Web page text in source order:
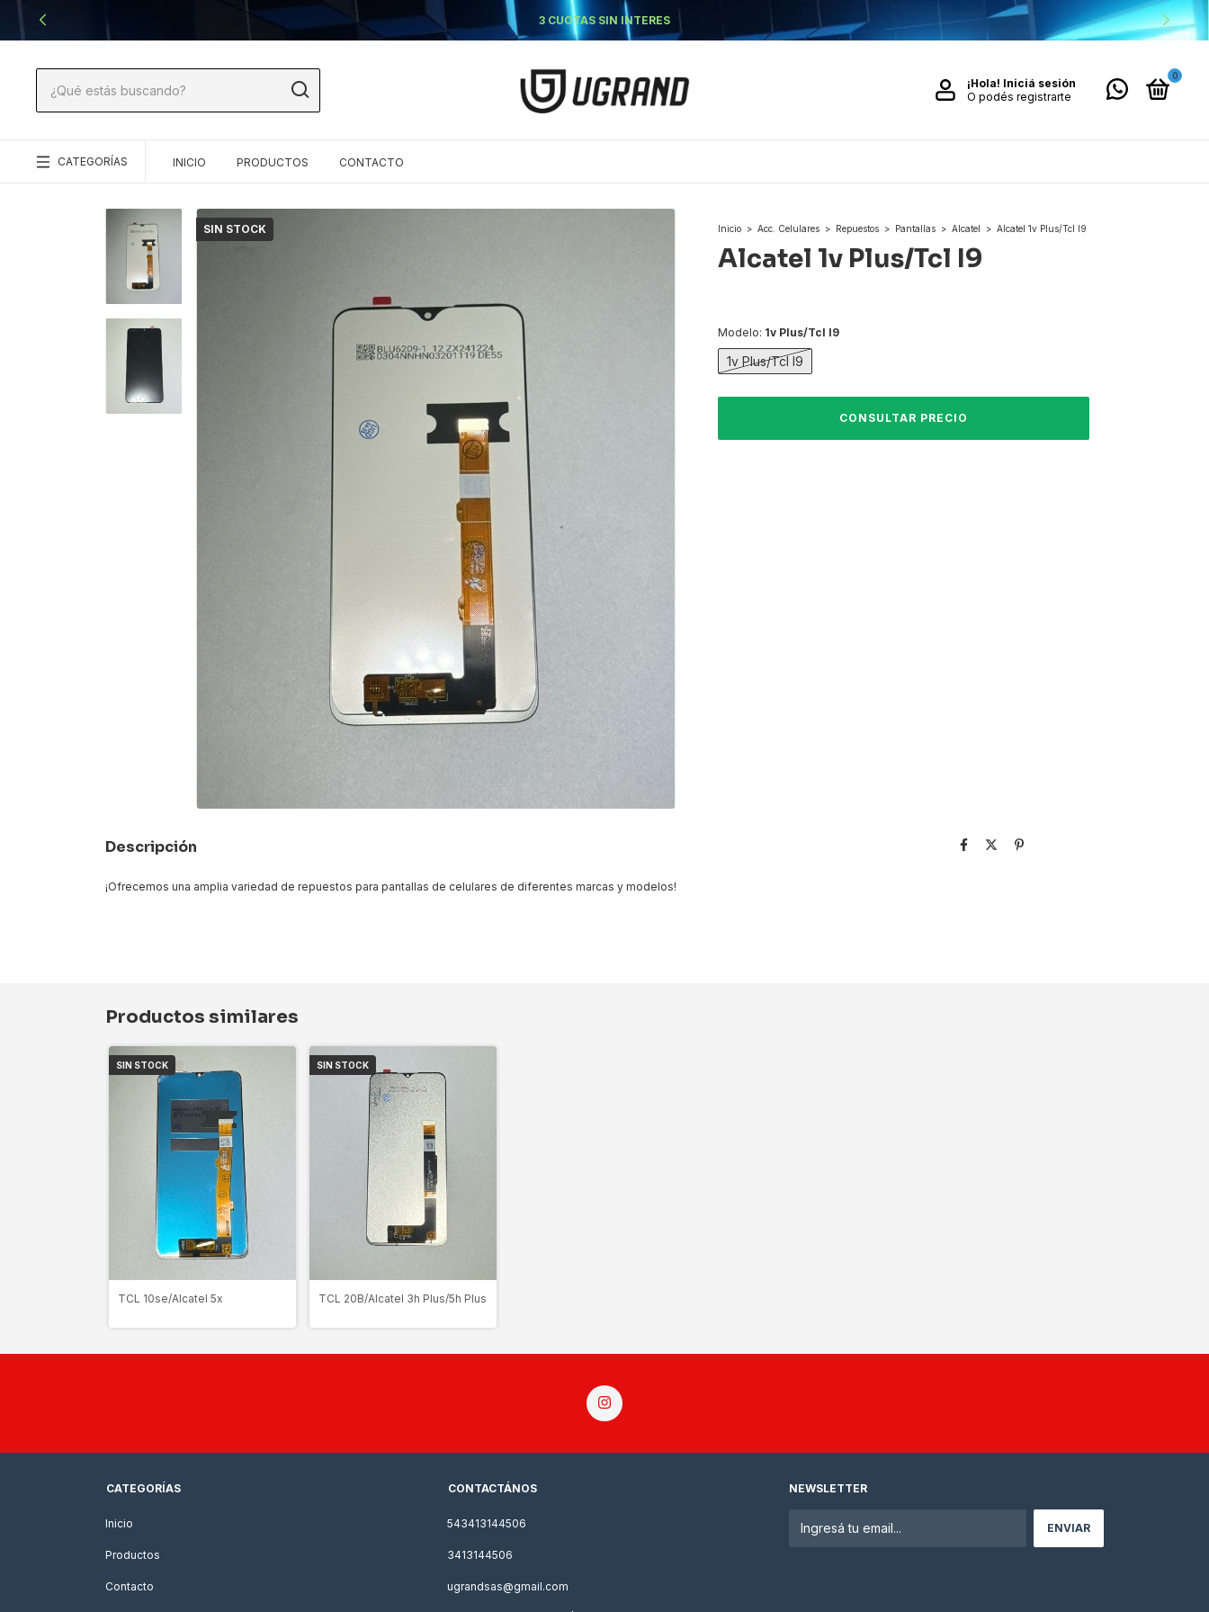
3 CUOTAS SIN INTERES
¡Hola! Iniciá sesión
O podés registrarte
0
CATEGORÍAS INICIO PRODUCTOS CONTACTO
SIN STOCK Inicio > Acc. Celulares > Repuestos > Pantallas > Alcatel > Alcatel 1v Plus/Tcl I9
Alcatel 1v Plus/Tcl I9
Modelo: 1v Plus/Tcl I9
1v Plus/Tcl I9
Descripción
¡Ofrecemos una amplia variedad de repuestos para pantallas de celulares de diferentes marcas y modelos!
Productos similares
SIN STOCK
TCL 10se/Alcatel 5x
SIN STOCK
TCL 20B/Alcatel 3h Plus/5h Plus
CATEGORÍAS
Inicio
Productos
Contacto
CONTACTÁNOS
543413144506
3413144506
ugrandsas@gmail.com
NEWSLETTER